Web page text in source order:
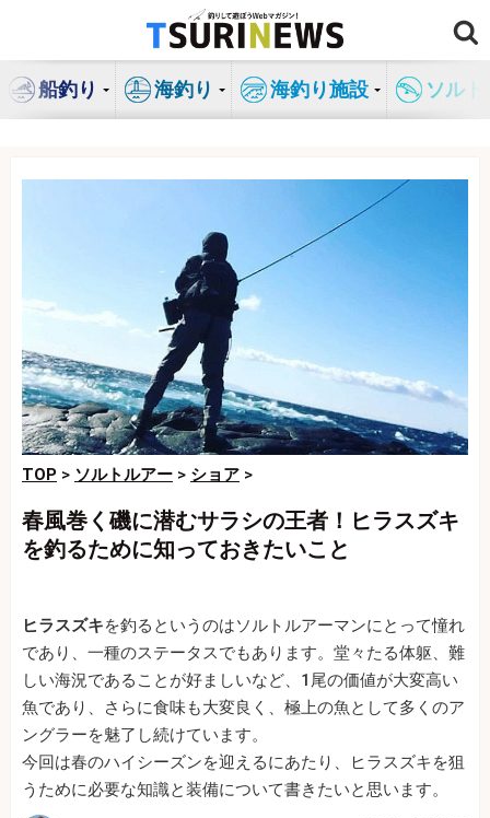
ン
船釣り 海釣り 海釣り施設 ソル
TOP > ソルトルアー > ショア >
春風巻く磯に潜むサラシの王者！ヒラスズキ
を釣るために知っておきたいこと
ヒラスズキを釣るというのはソルトルアーマンにとって憧れ
であり、一種のステータスでもあります。堂々たる体躯、難
しい海況であることが好ましいなど、1尾の価値が大変高い
魚であり、さらに食味も大変良く、極上の魚として多くのア
ングラーを魅了し続けています。
今回は春のハイシーズンを迎えるにあたり、ヒラスズキを狙
うために必要な知識と装備について書きたいと思います。